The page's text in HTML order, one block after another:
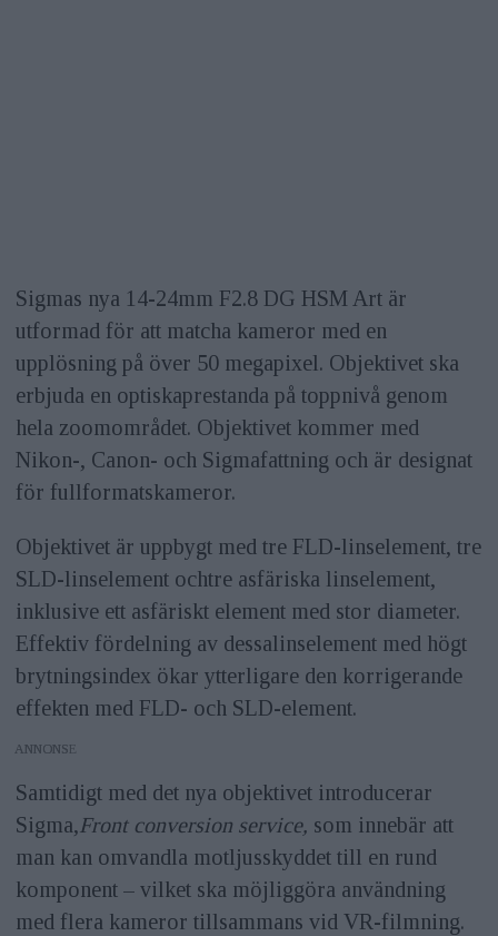
Sigmas nya 14-24mm F2.8 DG HSM Art är
utformad för att matcha kameror med en
upplösning på över 50 megapixel. Objektivet ska
erbjuda en optiskaprestanda på toppnivå genom
hela zoomområdet. Objektivet kommer med
Nikon-, Canon- och Sigmafattning och är designat
för fullformatskameror.
Objektivet är uppbygt med tre FLD-linselement, tre
SLD-linselement ochtre asfäriska linselement,
inklusive ett asfäriskt element med stor diameter.
Effektiv fördelning av dessalinselement med högt
brytningsindex ökar ytterligare den korrigerande
effekten med FLD- och SLD-element.
ANNONS
Samtidigt med det nya objektivet introducerar
Sigma,Front conversion service, som innebär att
man kan omvandla motljusskyddet till en rund
komponent – vilket ska möjliggöra användning
med flera kameror tillsammans vid VR-filmning.